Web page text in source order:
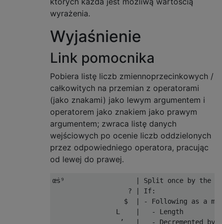
wyrażenia.
Wyjaśnienie
Link pomocnika
Pobiera listę liczb zmiennoprzecinkowych /
całkowitych na przemian z operatorami
(jako znakami) jako lewym argumentem i
operatorem jako znakiem jako prawym
argumentem; zwraca listę danych
wejściowych po ocenie liczb oddzielonych
przez odpowiedniego operatora, pracując
od lewej do prawej.
œṡ⁹                  | Split once by the right
                   ? | If:
$  | - Following as a
                L    |   - Length
’   |   - Decremented by